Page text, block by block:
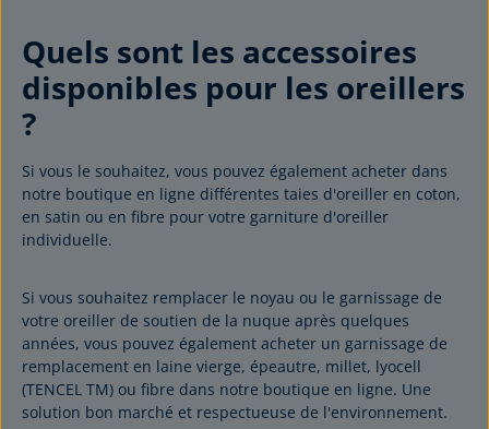
Quels sont les accessoires
disponibles pour les oreillers
?
Si vous le souhaitez, vous pouvez également acheter dans
notre boutique en ligne différentes taies d'oreiller en coton,
en satin ou en fibre pour votre garniture d'oreiller
individuelle.
Si vous souhaitez remplacer le noyau ou le garnissage de
votre oreiller de soutien de la nuque après quelques
années, vous pouvez également acheter un garnissage de
remplacement en laine vierge, épeautre, millet, lyocell
(TENCEL TM) ou fibre dans notre boutique en ligne. Une
solution bon marché et respectueuse de l'environnement.